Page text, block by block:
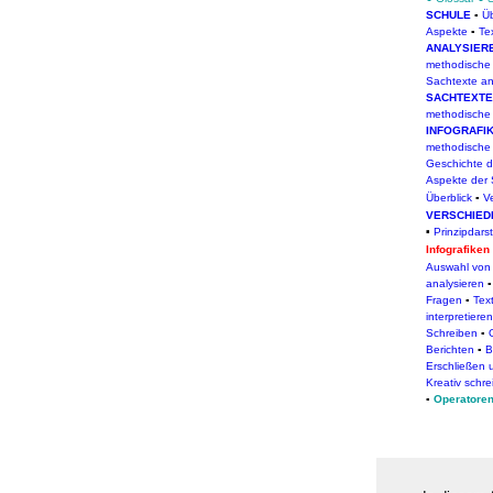
SCHULE ▪
Aspekte ▪
methodische
Sachtexte
methodische
methodische
Geschichte
Aspekte der
Überblick ▪
▪
Auswahl
analysieren
Fragen ▪
Schreiben ▪
Berichten ▪
Erschließen
Kreativ
▪